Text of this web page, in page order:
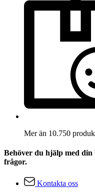
Mer än 10.750
Behöver du hjälp med
frågor.
Kontakta oss